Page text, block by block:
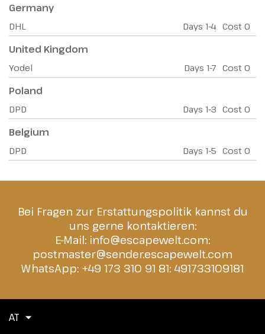
Germany
DHL Days 1-4 Cost 0
United Kingdom
Yodel Days 1-7 Cost 0
Poland
DPD Days 1-3 Cost 0
Belgium
DPD Days 1-5 Cost 0
Bei Fragen zur Erstattungspolitik kannst du
uns gerne kontaktieren:
E-Mail: info@escapewelt.com:
postmaster@sender.escapewelt.com
WhatsApp: +49 173 310 91 81: 491733109181
AT